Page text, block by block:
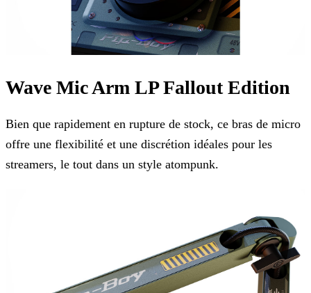
Wave Mic Arm LP Fallout Edition
Bien que rapidement en rupture de stock, ce bras de micro
offre une flexibilité et une discrétion idéales pour les
streamers, le tout dans un style atompunk.